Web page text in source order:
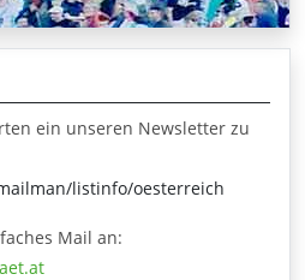
ein unseren Newsletter zu
listinfo/oesterreich
Mail an: